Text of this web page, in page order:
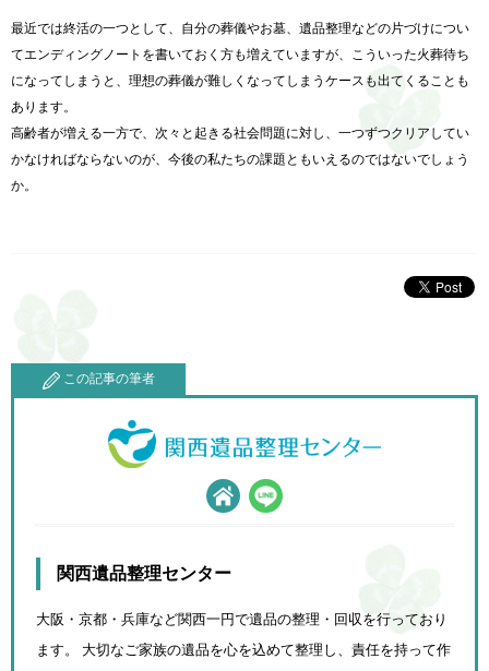
最近では終活の一つとして、自分の葬儀やお墓、遺品整理などの片づけについ
てエンディングノートを書いておく方も増えていますが、こういった火葬待ち
になってしまうと、理想の葬儀が難しくなってしまうケースも出てくることも
あります。
高齢者が増える一方で、次々と起きる社会問題に対し、一つずつクリアしてい
かなければならないのが、今後の私たちの課題ともいえるのではないでしょう
か。
この記事の筆者
関西遺品整理センター
大阪・京都・兵庫など関西一円で遺品の整理・回収を行っており
ます。 大切なご家族の遺品を心を込めて整理し、責任を持って作